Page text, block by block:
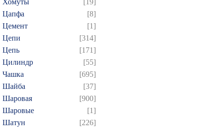
Хомуты
[19]
Цапфа
[8]
Цемент
[1]
Цепи
[314]
Цепь
[171]
Цилиндр
[55]
Чашка
[695]
Шайба
[37]
Шаровая
[900]
Шаровые
[1]
Шатун
[226]